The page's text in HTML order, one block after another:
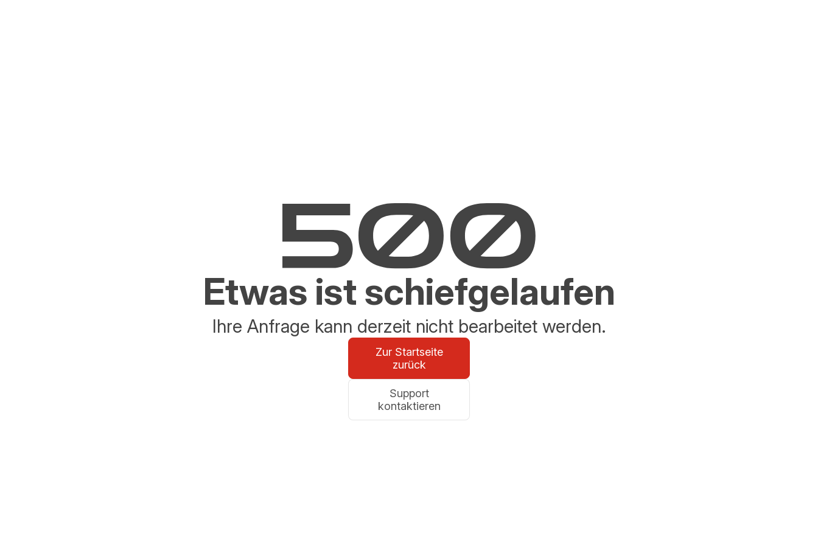
Etwas ist schiefgelaufen
Ihre Anfrage kann derzeit nicht bearbeitet werden.
Zur Startseite
zurück
Support
kontaktieren